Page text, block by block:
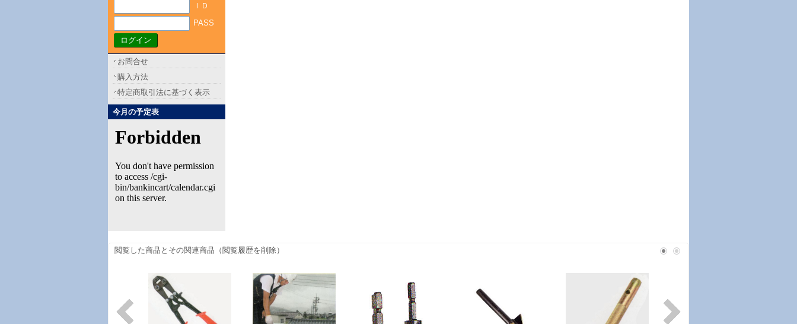
ＩＤ
PASS
お問合せ
購入方法
特定商取引法に基づく表示
今月の予定表